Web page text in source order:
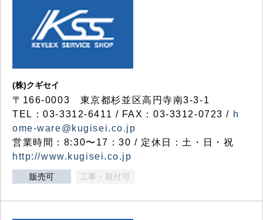
(株)クギセイ
〒166-0003 東京都杉並区高円寺南3-3-1
TEL：03-3312-6411 / FAX：03-3312-0723 / h
ome-ware@kugisei.co.jp
営業時間：8:30〜17：30 / 定休日：土・日・祝
http://www.kugisei.co.jp
販売可 工事・取付可